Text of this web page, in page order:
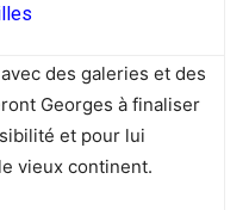
des galeries et des
Georges à finaliser
et pour lui
vieux continent.